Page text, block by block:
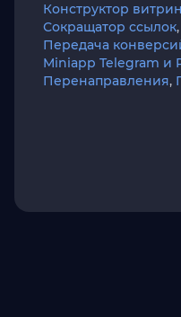
Конструктор
Сокращатор ссылок,
Передача
Miniapp Telegram и
Перенаправления,